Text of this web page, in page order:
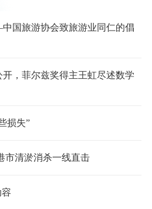
国旅游协会致旅游业同仁的倡
，菲尔兹奖得主王虹尽述数学
损失”
市清淤消杀一线直击